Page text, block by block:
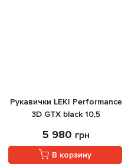
Рукавички LEKI Performance
3D GTX black 10,5
5 980 грн
В корзину